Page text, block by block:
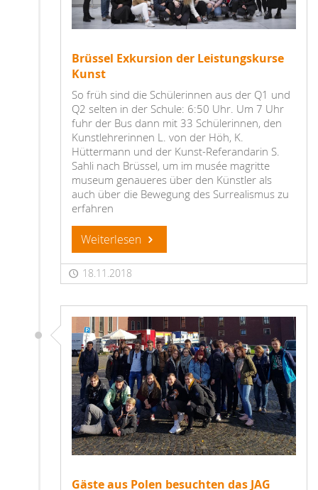
Brüssel Exkursion der Leistungskurse
Kunst
So früh sind die Schülerinnen aus der Q1 und
Q2 selten in der Schule: 6:50 Uhr. Um 7 Uhr
fuhr der Bus dann mit 33 Schülerinnen, den
Kunstlehrerinnen L. von der Höh, K.
Hüttermann und der Kunst-Referandarin S.
Sahli nach Brüssel, um im musée magritte
museum genaueres über den Künstler als
auch über die Bewegung des Surrealismus zu
erfahren
Weiterlesen
18.11.2018
Gäste aus Polen besuchten das JAG